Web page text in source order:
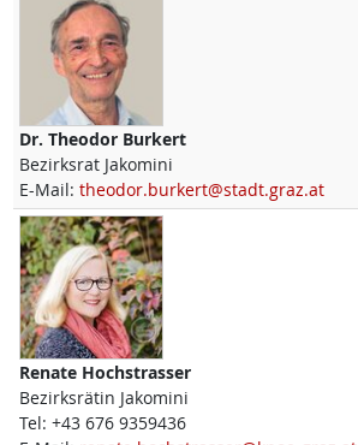
Dr. Theodor Burkert
Bezirksrat Jakomini
E-Mail: theodor.burkert@stadt.graz.at
Renate Hochstrasser
Bezirksrätin Jakomini
Tel: +43 676 9359436